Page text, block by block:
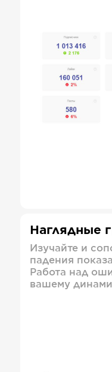
Наглядные
Изучайте и
падения
Работа над
вашему